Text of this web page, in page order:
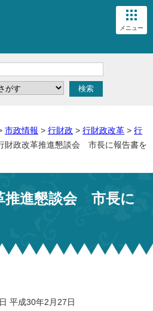
メニュー
市政情報 > 行財政 > 行財政改革 > 行
財政改革推進懇談会 市長に報告書を
推進懇談会 市長に
平成30年2月27日